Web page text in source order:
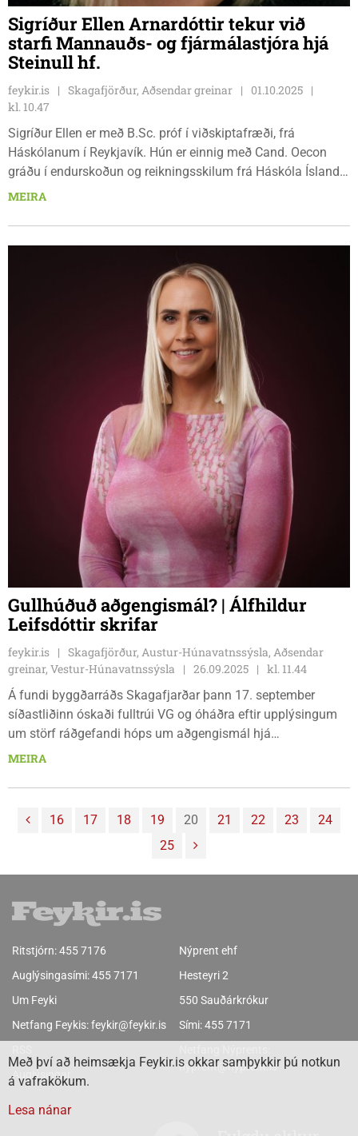
Sigríður Ellen Arnardóttir tekur við
starfi Mannauðs- og fjármálastjóra hjá
Steinull hf.
feykir.is Skagafjörður, Aðsendar greinar
01.10.2025
kl. 10.47
Sigríður Ellen er með B.Sc. próf í viðskiptafræði, frá
Háskólanum í Reykjavík. Hún er einnig með Cand. Oecon
gráðu í endurskoðun og reikningsskilum frá Háskóla Íslands
og löggildingu í endurskoðun frá 2022.
MEIRA
Gullhúðuð aðgengismál? | Álfhildur
Leifsdóttir skrifar
feykir.is
Skagafjörður, Austur-Húnavatnssýsla, Aðsendar
greinar, Vestur-Húnavatnssýsla
26.09.2025
kl. 11.44
Á fundi byggðarráðs Skagafjarðar þann 17. september
síðastliðinn óskaði fulltrúi VG og óháðra eftir upplýsingum
um störf ráðgefandi hóps um aðgengismál hjá
sveitarfélaginu, sjá hér. Í svari byggðarráðs kom fram að sá
bókaði þó sérstaklega um það að aðgengismál væru í góðu
hefði tekið út sundlaugina á Sauðárkróki í sumar og hefði sú
niðurstaða verið “glæsileg, aðgengismálum í hag”.
MEIRA
16 17 18 19 20 21 22 23
24
25
Ritstjórn:455 7176
Auglýsingasími:455 7171
Um Feyki
Netfang Feykis:feykir@feykir.is
Auglýsingar
Nýprent ehf
Hesteyri 2
550 Sauðárkrókur
Sími:455 7171
nyprent@nyprent.is
Með því að heimsækja Feykir.is okkar samþykkir þú notkun
á vafrakökum.
Lesa nánar